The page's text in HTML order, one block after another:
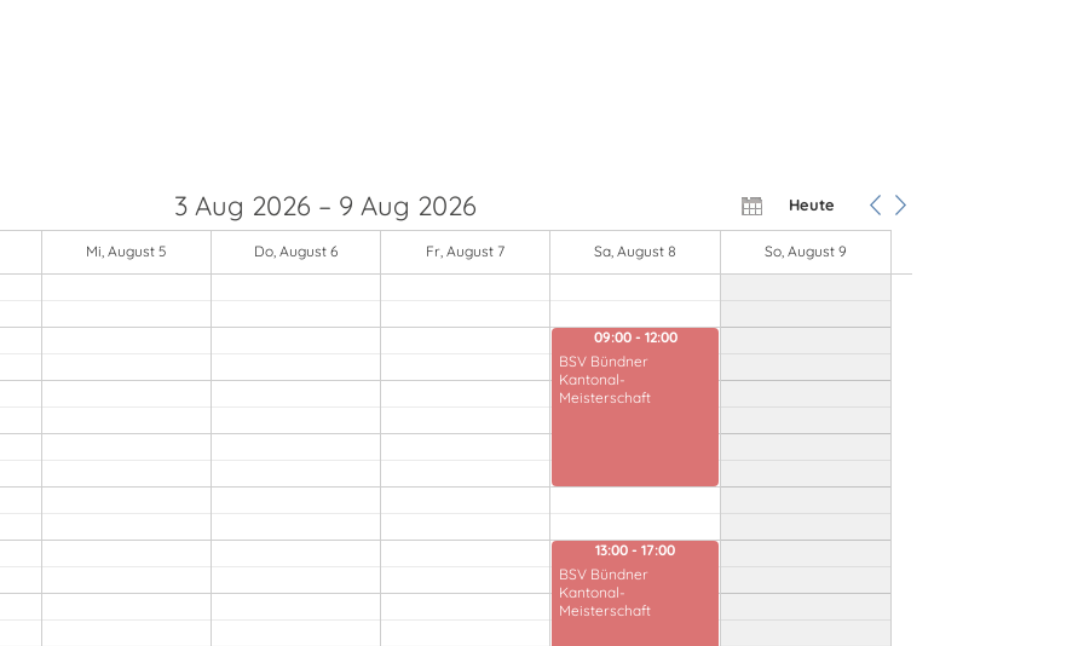
Heute
3 Aug 2026 – 9 Aug 2026
Mi, August 5 Do, August 6 Fr, August 7 Sa, August 8 So, August 9
09:00 - 12:00
BSV Bündner
Kantonal-
Meisterschaft
13:00 - 17:00
BSV Bündner
Kantonal-
Meisterschaft